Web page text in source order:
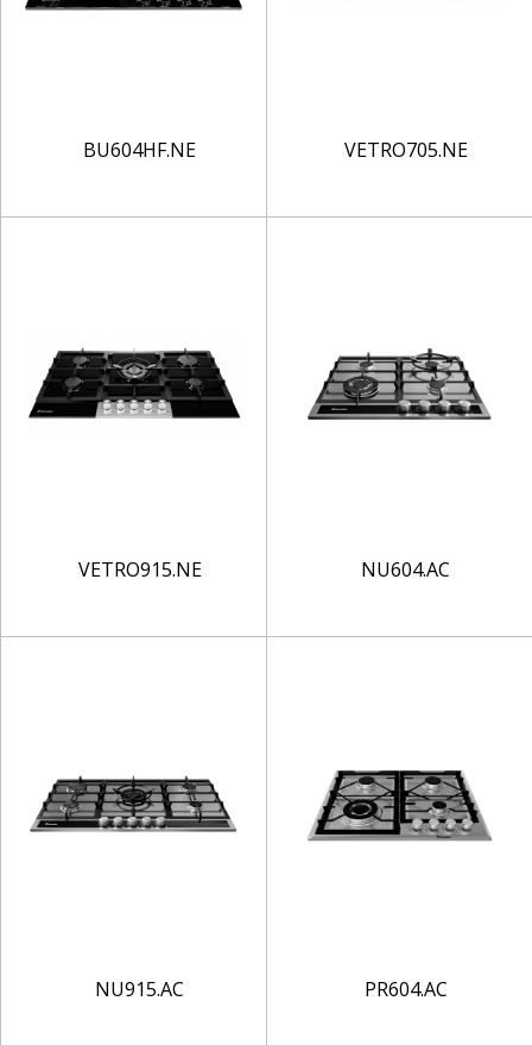
BU604HF.NE VETRO705.NE
VETRO915.NE NU604.AC
NU915.AC PR604.AC